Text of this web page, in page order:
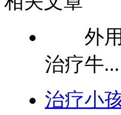
外用
治疗牛...
治疗小